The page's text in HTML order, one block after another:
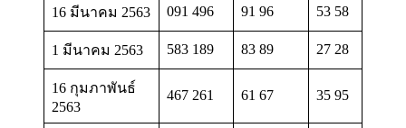
16 มีนาคม 2563 091 496 91 96 53 58
1 มีนาคม 2563 583 189 83 89 27 28
16 กุมภาพันธ์
2563
467 261 61 67 35 95